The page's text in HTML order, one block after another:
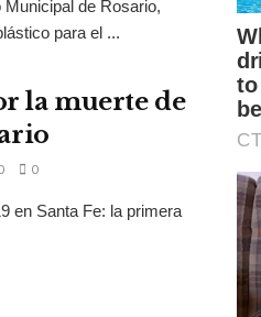
de Rosario,
para el ...
la muerte de
0
en Santa Fe: la primera